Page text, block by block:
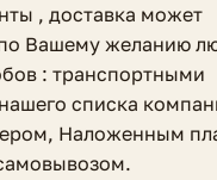
, доставка может
Вашему желанию
: транспортными
списка
Наложенным